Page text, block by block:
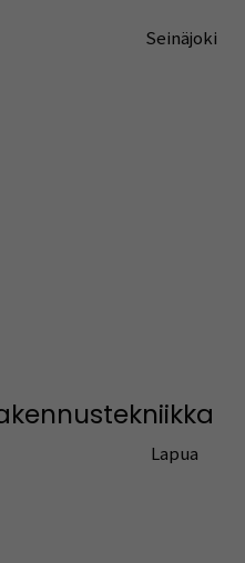
Seinäjoki
Santeri
Jalmari
Matias
Lapua
Hermanni